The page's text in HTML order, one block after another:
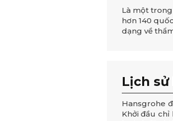
Là một
hơn 140
dạng về
Lịch
Hansgrohe
Khởi đầu